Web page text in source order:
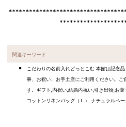
関連キーワード
こだわりの名前入れどっとこむ 本館は記念
事、お祝い、お手土産にご利用ください。ご
す。ギフト,内祝い,結婚内祝い,引き出物,お菓
コットンリネンバッグ（Ｌ） ナチュラルベー